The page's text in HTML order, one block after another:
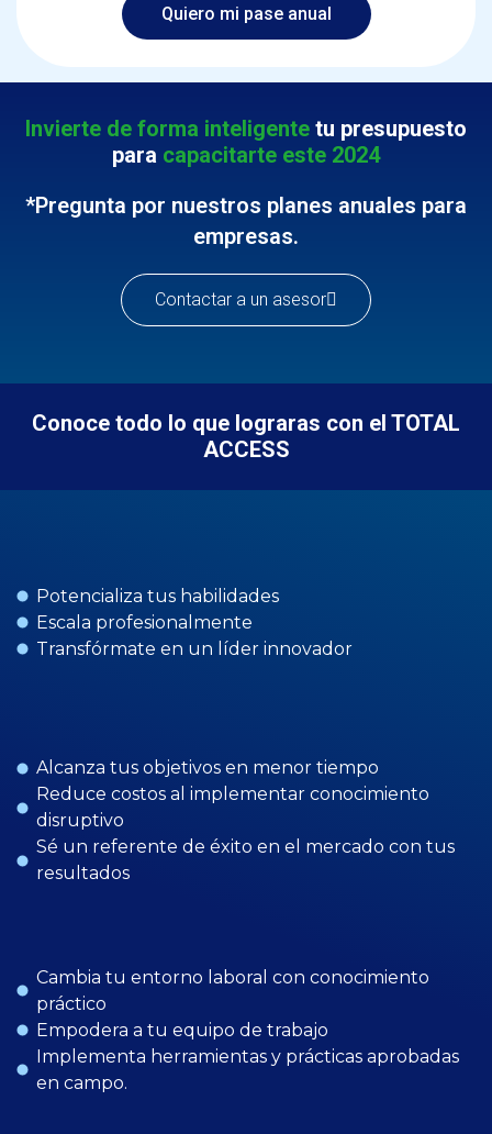
Quiero mi pase anual
Invierte de forma inteligente tu presupuesto
para capacitarte este 2024
*Pregunta por nuestros planes anuales para
empresas.
Contactar a un asesor
Conoce todo lo que lograras con el TOTAL
ACCESS
Potencializa tus habilidades
Escala profesionalmente
Transfórmate en un líder innovador
Alcanza tus objetivos en menor tiempo
Reduce costos al implementar conocimiento
disruptivo
Sé un referente de éxito en el mercado con tus
resultados
Cambia tu entorno laboral con conocimiento
práctico
Empodera a tu equipo de trabajo
Implementa herramientas y prácticas aprobadas
en campo.